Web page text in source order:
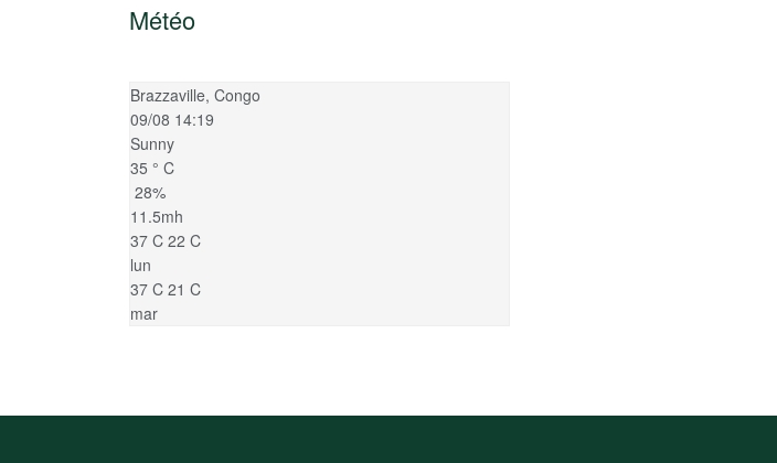
Météo
Brazzaville, Congo
09/08 14:19
Sunny
35 ° C
28%
11.5mh
37 C 22 C
lun
37 C 21 C
mar